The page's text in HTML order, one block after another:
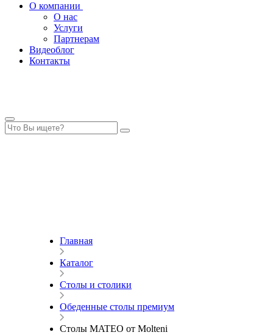
О компании
О нас
Услуги
Партнерам
Видеоблог
Контакты
Главная
Каталог
Столы и столики
Обеденные столы премиум
Cтолы MATEO от Molteni